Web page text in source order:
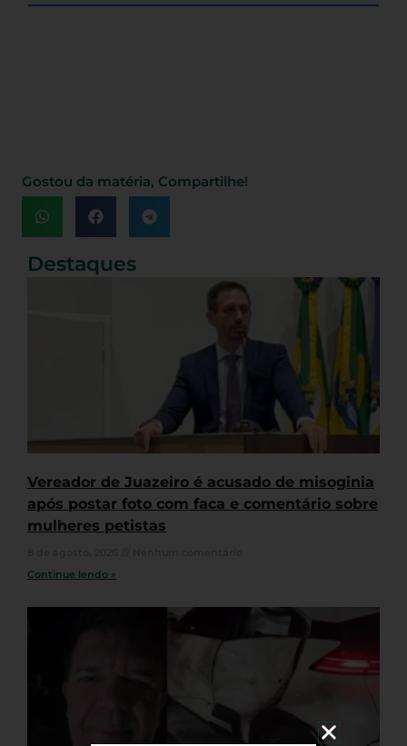
Gostou da matéria, Compartilhe!
Destaques
Vereador de Juazeiro é acusado de misoginia
após postar foto com faca e comentário sobre
mulheres petistas
Continue lendo »